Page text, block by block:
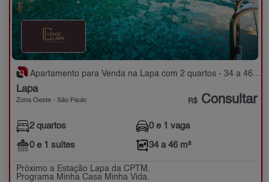
Apartamento para Venda na Lapa com 2 quartos - 34 a 46 m²
Lapa
Zona Oeste - São Paulo R$ Consultar
2 quartos
0 e 1 suítes
0 e 1 vaga
34 a 46 m²
Próximo a Estação Lapa da CPTM.
Programa Minha Casa Minha Vida.